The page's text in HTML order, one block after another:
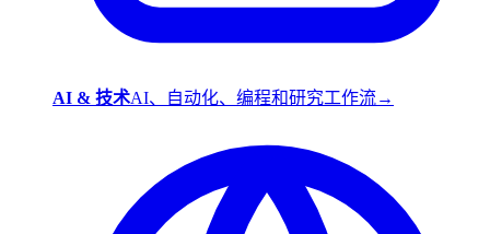
AI & 技术AI、自动化、编程和研究工作流→